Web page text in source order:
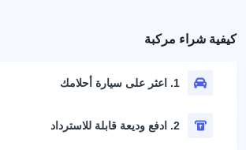
كيفية شراء مركبة
1. اعثر على سيارة أحلامك
2. ادفع وديعة قابلة للاسترداد